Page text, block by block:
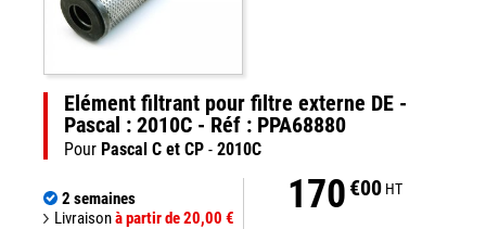
Elément filtrant pour filtre externe DE -
Pascal : 2010C - Réf : PPA68880
Pour Pascal C et CP - 2010C
2 semaines
Livraisonà partir de 20,00 €
170 €00 HT